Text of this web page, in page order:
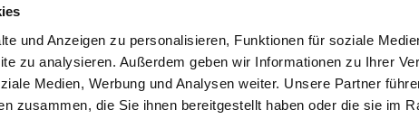
und Anzeigen zu personalisieren, Funktionen für soziale
zu analysieren. Außerdem geben wir Informationen zu Ihrer
Medien, Werbung und Analysen weiter. Unsere Partner
zusammen, die Sie ihnen bereitgestellt haben oder die sie im
cost notice
Bibliographical data